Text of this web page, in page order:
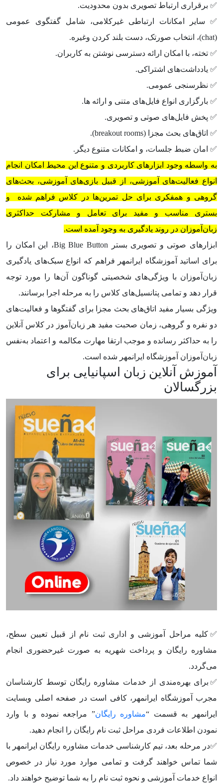
✅ برقراری ارتباط تصویری بدون محدودیت.
✅ سایر امکانات ارتباطی غیرکلامی، شامل گفتگوی عمومی
(chat)، انتخاب صورتک، دست بلند کردن و‌غیره.
✅ تخته، با امکان ارائه دسترسی نوشتن به کاربران.
✅ یادداشت‌های اشتراکی.
✅ نظرسنجی عمومی.
✅ بارگزاری انواع فایل‌های متنی و ارائه ها.
✅ پخش فایل‌های صوتی و تصویری.
✅ اتاق‌های بحث مجزا (breakout rooms).
✅ امان ضبط جلسات، و امکانات متنوع دیگر.
به واسطه وجود ابزارهای کاربردی و متنوع این محیط امکان انجام
انواع فعالیت‌های آموزشی، از قبیل بازی‌های آموزشی، بحث‌های
گروهی و همفکری برای حل تمرین‌ها در کلاس فراهم شده و
بستری مناسب و مفید برای تعامل و مشارکت حداکثری
زبان‌آموزان در روند یادگیری به وجود آمده است.
ابزارهای صوتی و تصویری بستر Big Blue Button، این امکان را
برای اساتید آموزشگاه ایرانمهر فراهم که انواع سبک‌های یادگیری
زبان‌آموزان با ویژگی‌های شخصیتی گوناگون آن‌ها را مورد توجه
قرار دهد و تمامی پتانسیل‌های کلاس را به مرحله اجرا برسانند.
ویژگی بسیار مفید اتاق‌های بحث مجزا برای گفتگوها و فعالیت‌های
دو نفره و گروهی، زمان صحبت مفید هر زبان‌آموز در کلاس آنلاین
را به حداکثر رسانده و موجب ارتقا مهارت مکالمه و اعتماد به‌نفس
زبان‌آموزان آموزشگاه ایرانمهر شده است.
آموزش آنلاین زبان اسپانیایی برای
بزرگسالان
✅کلیه مراحل آموزشی و اداری ثبت‌ نام از قبیل تعیین سطح،
مشاوره رایگان و پرداخت شهریه به صورت غیرحضوری انجام
می‌گردد.
✅برای بهره‌مندی از خدمات مشاوره رایگان توسط کارشناسان
مجرب آموزشگاه ایرانمهر، کافی است در صفحه اصلی وبسایت
ایرانمهر به قسمت “مشاوره رایگان” مراجعه نموده و با وارد
نمودن اطلاعات فردی مراحل ثبت نام رایگان را انجام دهید.
✅در مرحله بعد، تیم کارشناسی خدمات مشاوره رایگان ایرانمهر با
شما تماس خواهند گرفت و تمامی موارد مورد نیاز در خصوص
انواع خدمات آموزشی و نحوه ثبت نام را به شما توضیح خواهند داد.